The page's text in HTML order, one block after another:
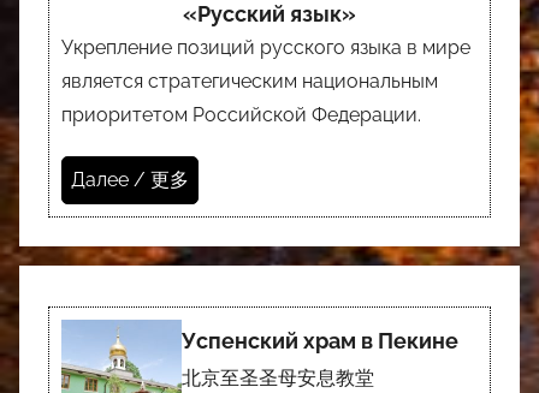
«Русский язык»
Укрепление позиций русского языка в мире
является стратегическим национальным
приоритетом Российской Федерации.
Далее / 更多
Успенский храм в Пекине
北京至圣圣母安息教堂